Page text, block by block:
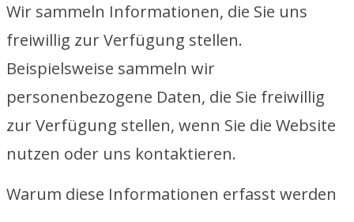
Wir sammeln Informationen, die Sie uns
freiwillig zur Verfügung stellen.
Beispielsweise sammeln wir
personenbezogene Daten, die Sie freiwillig
zur Verfügung stellen, wenn Sie die Website
nutzen oder uns kontaktieren.
Warum diese Informationen erfasst werden